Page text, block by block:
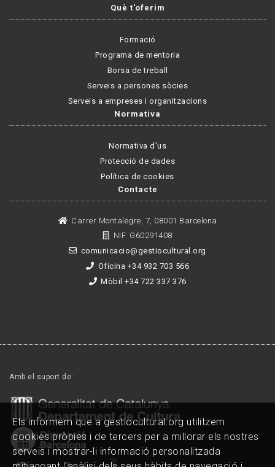
Què t'oferim
Formació
Programa de mentoria
Borsa de treball
Serveis a persones sòcies
Serveis a empreses i organitzacions
Normativa
Normativa d'us
Protecció de dades
Política de cookies
Contacte
Carrer Montalegre, 7, 08001 Barcelona
NIF. G60291408
comunicacio@gestiocultural.org
Oficina +34 932 703 566
Mòbil +34 722 337 376
Amb el suport de:
Els informem que a gestiocultural.org utilitzem
cookies pròpies i de tercers per a millorar els nostres
serveis i mostrar-li informació personalitzada